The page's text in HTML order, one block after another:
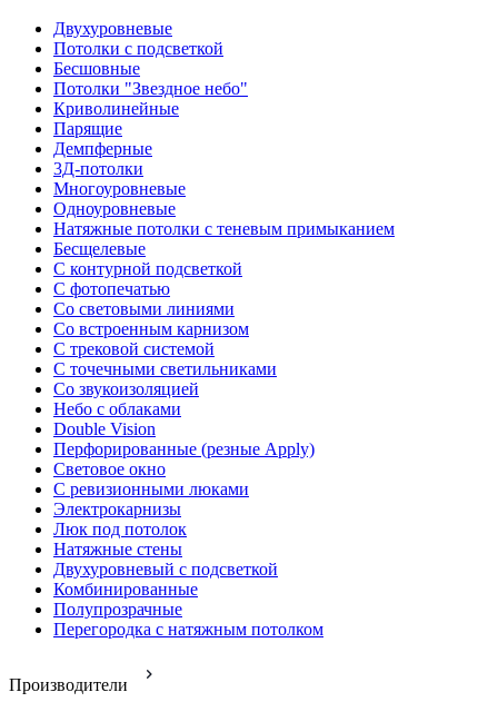
Двухуровневые
Потолки с подсветкой
Бесшовные
Потолки "Звездное небо"
Криволинейные
Парящие
Демпферные
3Д-потолки
Многоуровневые
Одноуровневые
Натяжные потолки с теневым примыканием
Бесщелевые
С контурной подсветкой
С фотопечатью
Со световыми линиями
Со встроенным карнизом
С трековой системой
С точечными светильниками
Со звукоизоляцией
Небо с облаками
Double Vision
Перфорированные (резные Apply)
Световое окно
С ревизионными люками
Электрокарнизы
Люк под потолок
Натяжные стены
Двухуровневый с подсветкой
Комбинированные
Полупрозрачные
Перегородка с натяжным потолком
Производители